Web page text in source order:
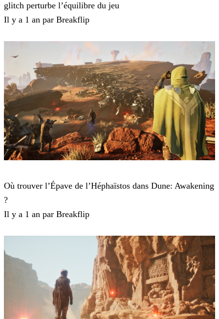
glitch perturbe l’équilibre du jeu
Il y a 1 an par Breakflip
Où trouver l’Épave de l’Héphaïstos dans Dune: Awakening
?
Il y a 1 an par Breakflip